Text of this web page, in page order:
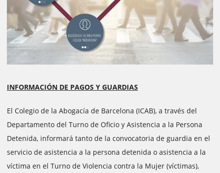
INFORMACIÓN DE PAGOS Y GUARDIAS
El Colegio de la Abogacía de Barcelona (ICAB), a través del
Departamento del Turno de Oficio y Asistencia a la Persona
Detenida, informará tanto de la convocatoria de guardia en el
servicio de asistencia a la persona detenida o asistencia a la
víctima en el Turno de Violencia contra la Mujer (víctimas),